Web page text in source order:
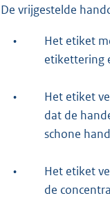
De vrijgestelde
•
Het etiket
etikettering
•
Het etiket
dat de
schone
•
Het etiket
de